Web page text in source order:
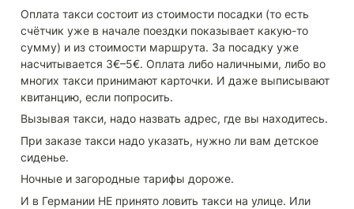
Оплата такси состоит из стоимости посадки (то есть
счётчик уже в начале поездки показывает какую-то
сумму) и из стоимости маршрута. За посадку уже
насчитывается 3€–5€. Оплата либо наличными, либо во
многих такси принимают карточки. И даже выписывают
квитанцию, если попросить.
Вызывая такси, надо назвать адрес, где вы находитесь.
При заказе такси надо указать, нужно ли вам детское
сиденье.
Ночные и загородные тарифы дороже.
И в Германии НЕ принято ловить такси на улице. Или